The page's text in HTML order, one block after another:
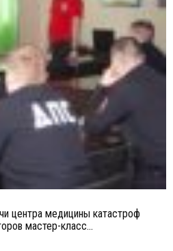
центра медицины катастроф
мастер-класс...